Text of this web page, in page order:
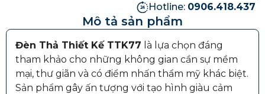
Hotline: 0906.418.437
Mô tả sản phẩm
Đèn Thả Thiết Kế TTK77 là lựa chọn đáng
tham khảo cho những không gian cần sự mềm
mại, thư giãn và có điểm nhấn thẩm mỹ khác biệt.
Sản phẩm gây ấn tượng với tạo hình giàu cảm